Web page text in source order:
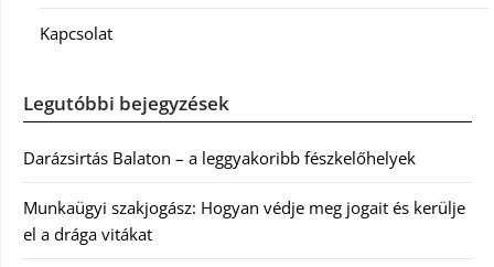
Kapcsolat
Legutóbbi bejegyzések
Darázsirtás Balaton – a leggyakoribb fészkelőhelyek
Munkaügyi szakjogász: Hogyan védje meg jogait és kerülje
el a drága vitákat